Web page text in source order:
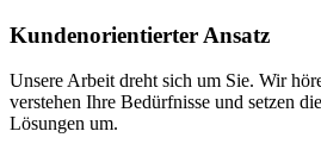
Kundenorientierter Ansatz
Unsere Arbeit dreht sich um Sie. Wir
verstehen Ihre Bedürfnisse und setzen
Lösungen um.